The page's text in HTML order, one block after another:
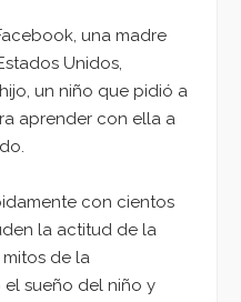
una madre
Unidos,
un niño que pidió a
aprender con ella a
con cientos
la actitud de la
de la
sueño del niño y